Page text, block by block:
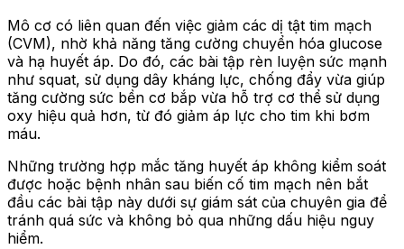
Mô cơ có liên quan đến việc giảm các dị tật tim mạch
(CVM), nhờ khả năng tăng cường chuyển hóa glucose
và hạ huyết áp. Do đó, các bài tập rèn luyện sức mạnh
như squat, sử dụng dây kháng lực, chống đẩy vừa giúp
tăng cường sức bền cơ bắp vừa hỗ trợ cơ thể sử dụng
oxy hiệu quả hơn, từ đó giảm áp lực cho tim khi bơm
máu.
Những trường hợp mắc tăng huyết áp không kiểm soát
được hoặc bệnh nhân sau biến cố tim mạch nên bắt
đầu các bài tập này dưới sự giám sát của chuyên gia để
tránh quá sức và không bỏ qua những dấu hiệu nguy
hiểm.